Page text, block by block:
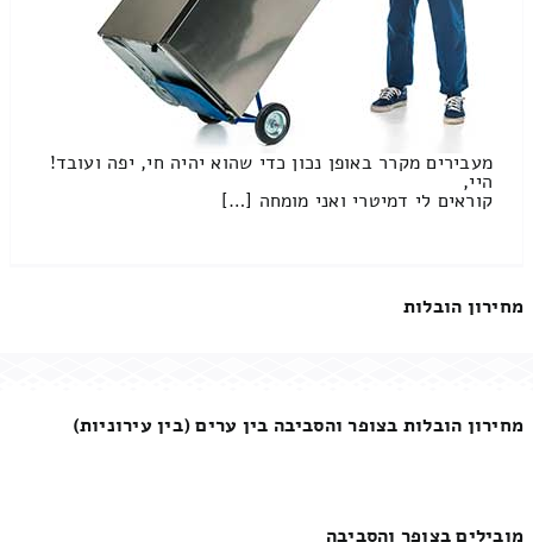
מעבירים מקרר באופן נכון כדי שהוא יהיה חי, יפה ועובד!
היי,
קוראים לי דמיטרי ואני מומחה […]
מחירון הובלות
מחירון הובלות בצופר והסביבה בין ערים (בין עירוניות)
מובילים בצופר והסביבה